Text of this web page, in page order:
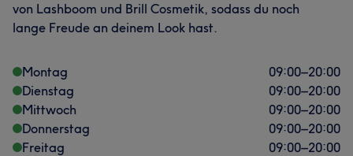
von Lashboom und Brill Cosmetik, sodass du noch
lange Freude an deinem Look hast.
Montag 09:00–20:00
Dienstag
09:00–20:00
Mittwoch
09:00–20:00
Donnerstag
09:00–20:00
Freitag
09:00–20:00